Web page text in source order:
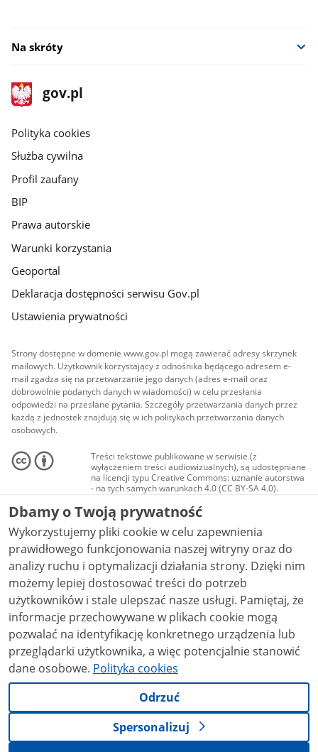
Na skróty
stopka
gov.pl
Strona
gov.pl
gov.pl
Polityka cookies
Służba cywilna
Profil zaufany
BIP
Prawa autorskie
Warunki korzystania
Geoportal
Deklaracja dostępności serwisu Gov.pl
Ustawienia prywatności
Strony dostępne w domenie www.gov.pl mogą zawierać adresy skrzynek
mailowych. Użytkownik korzystający z odnośnika będącego adresem e-
mail zgadza się na przetwarzanie jego danych (adres e-mail oraz
dobrowolnie podanych danych w wiadomości) w celu przesłania
odpowiedzi na przesłane pytania. Szczegóły przetwarzania danych przez
każdą z jednostek znajdują się w ich politykach przetwarzania danych
osobowych.
Treści tekstowe publikowane w serwisie (z
wyłączeniem treści audiowizualnych), są udostępniane
na licencji typu Creative Commons: uznanie autorstwa
- na tych samych warunkach 4.0 (CC BY-SA 4.0).
Materiały audiowizualne, w tym zdjęcia, materiały
audio i wideo, są udostępniane na licencji typu
Creative Commons: uznanie autorstwa użycie
niekomercyjne - bez utworów zależnych 4.0 (CC BY-
NC-ND 4.0), o ile nie jest to stwierdzone inaczej.
Dbamy o Twoją prywatność
Wykorzystujemy pliki cookie w celu zapewnienia
prawidłowego funkcjonowania naszej witryny oraz do
analizy ruchu i optymalizacji działania strony. Dzięki nim
możemy lepiej dostosować treści do potrzeb
użytkowników i stale ulepszać nasze usługi. Pamiętaj, że
informacje przechowywane w plikach cookie mogą
pozwalać na identyfikację konkretnego urządzenia lub
przeglądarki użytkownika, a więc potencjalnie stanowić
dane osobowe. Polityka cookies
Odrzuć
Spersonalizuj